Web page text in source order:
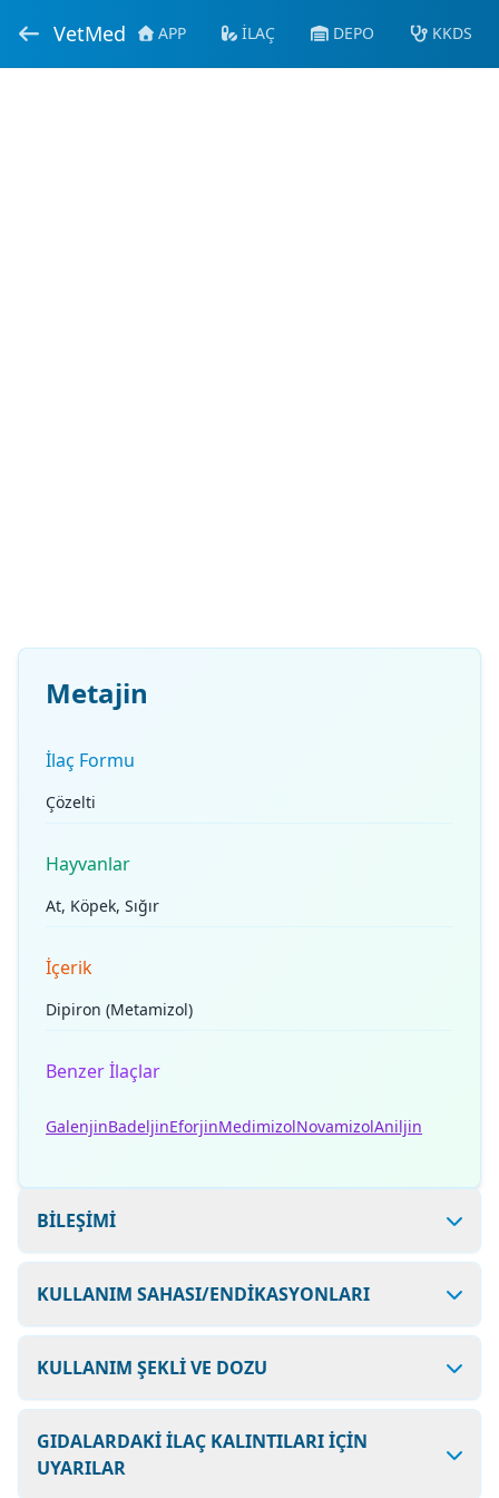
VetMed APP İLAÇ DEPO KKDS
Metajin
İlaç Formu
Çözelti
Hayvanlar
At, Köpek, Sığır
İçerik
Dipiron (Metamizol)
Benzer İlaçlar
GalenjinBadeljinEforjinMedimizolNovamizolAniljin
BİLEŞİMİ
KULLANIM SAHASI/ENDİKASYONLARI
KULLANIM ŞEKLİ VE DOZU
GIDALARDAKİ İLAÇ KALINTILARI İÇİN
UYARILAR